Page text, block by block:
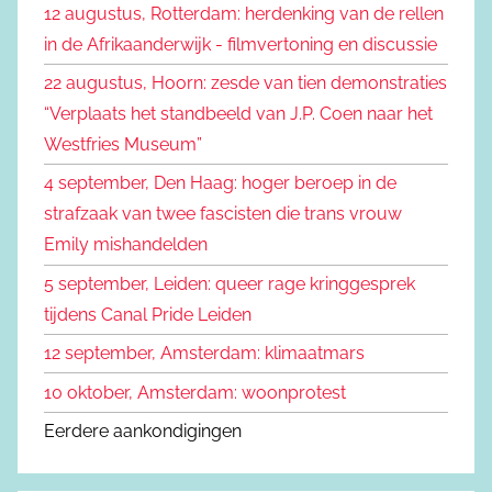
a
:
e
n
12 augustus, Rotterdam: herdenking van de rellen
in de Afrikaanderwijk - filmvertoning en discussie
22 augustus, Hoorn: zesde van tien demonstraties
“Verplaats het standbeeld van J.P. Coen naar het
Westfries Museum”
4 september, Den Haag: hoger beroep in de
strafzaak van twee fascisten die trans vrouw
Emily mishandelden
5 september, Leiden: queer rage kringgesprek
tijdens Canal Pride Leiden
12 september, Amsterdam: klimaatmars
10 oktober, Amsterdam: woonprotest
Eerdere aankondigingen